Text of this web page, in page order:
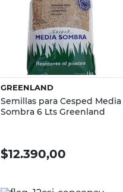
Vista rápida
GREENLAND
Semillas para Cesped Media
Sombra 6 Lts Greenland
$12.390,00